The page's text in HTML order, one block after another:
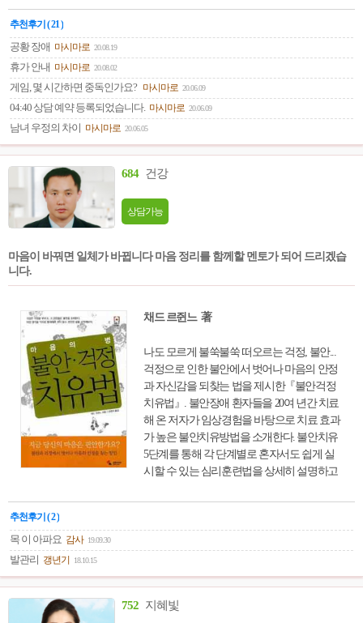
앓이는 성숙한 인간이 되기 위한 통과의례이
체적으로 조망해주고 있다. 장나라, 이경규,
정형돈 등 연예인들이 앓고 있다고 고백하면
서 널리 알려진 공황장애를 비롯해, 많은 사람
이 흔히 겪고 있는 우울증, 사회공포증, 결정
장애, 장녀(장남) 콤플렉스, 분노조절장애, 피
해망상증, 중독, 의존성 인격장애, 강박사고,
집착 등 29개의 사례가 소개되고 있다. 그들의
이야기는 단지 사례라기보다 내놓고 말하지
못하지만 살아가면서 우리 누구나 겪고 고민
를 받는 느낌으로 이 책을 읽어내려가게 될 것
추천후기 ( 21 )
공황 장애 마시마로 20.08.19
휴가 안내 마시마로 20.08.02
게임, 몇 시간하면 중독인가요? 마시마로 20.06.09
04:40 상담 예약 등록되었습니다. 마시마로 20.06.09
남녀 우정의 차이 마시마로 20.06.05
684 건강
상담가능
마음이 바꿔면 일체가 바뀝니다 마음 정리를 함께할 멘토가 되어 드리겠습
니다.
채드 르쥔느 著
나도 모르게 불쑥불쑥 떠오르는 걱정, 불안...
걱정으로 인한 불안에서 벗어나 마음의 안정
과 자신감을 되찾는 법을 제시한『불안걱정
치유법』. 불안장애 환자들을 20여 년간 치료
해 온 저자가 임상경험을 바탕으로 치료 효과
가 높은 불안치유방법을 소개한다. 불안치유
5단계를 통해 각 단계별로 혼자서도 쉽게 실
시할 수 있는 심리훈련법을 상세히 설명하고
는 부분에 대한 실질적인 해결책도 수록했다.
이해할 수 있도록 알려주고 해야 할 일과 해서
는 안 될 사항들을 담았다. 또한 독자들이 궁
금해하거나 제기할 수 있는 질문까지 미리 예
추천후기 ( 2 )
목 이 아파요 감사 19.09.30
발관리 갱년기 18.10.15
752 지혜빛